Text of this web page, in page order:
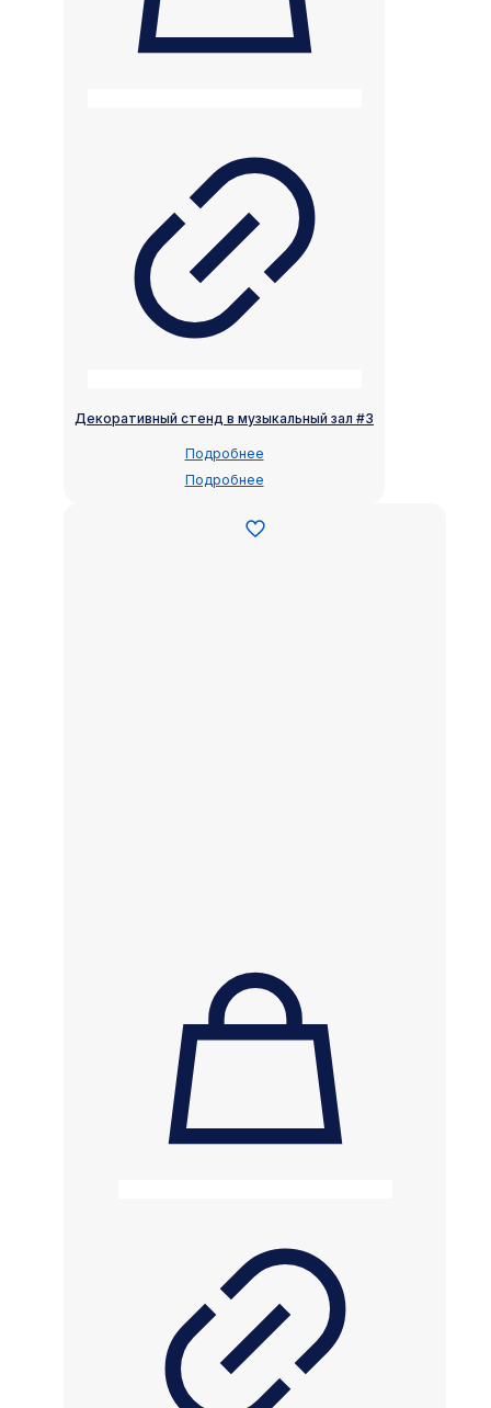
Декоративный стенд в музыкальный зал #3
Подробнее
Подробнее